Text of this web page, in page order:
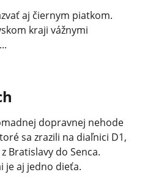
aj čiernym piatkom.
kraji vážnymi
dopravnej nehode
sa zrazili na diaľnici D1,
Bratislavy do Senca.
je aj jedno dieťa.